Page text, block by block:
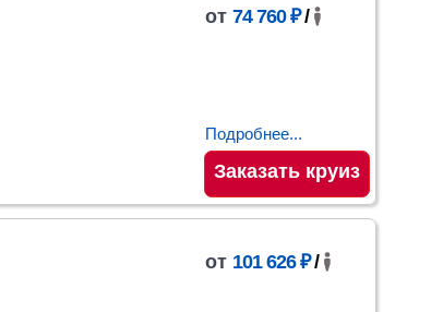
от 74 760 ₽/
Подробнее...
Заказать круиз
от 101 626 ₽/